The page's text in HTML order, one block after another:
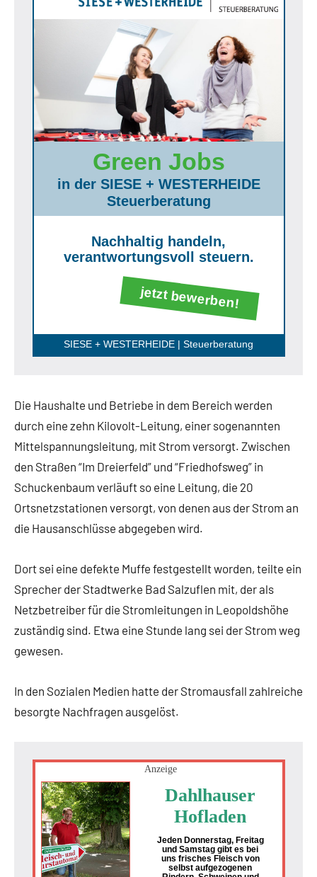
Green Jobs
in der SIESE + WESTERHEIDE
Steuerberatung
Nachhaltig handeln,
verantwortungsvoll steuern.
jetzt bewerben!
SIESE + WESTERHEIDE | Steuerberatung
Die Haushalte und Betriebe in dem Bereich werden
durch eine zehn Kilovolt-Leitung, einer sogenannten
Mittelspannungsleitung, mit Strom versorgt. Zwischen
den Straßen “Im Dreierfeld” und “Friedhofsweg” in
Schuckenbaum verläuft so eine Leitung, die 20
Ortsnetzstationen versorgt, von denen aus der Strom an
die Hausanschlüsse abgegeben wird.
Dort sei eine defekte Muffe festgestellt worden, teilte ein
Sprecher der Stadtwerke Bad Salzuflen mit, der als
Netzbetreiber für die Stromleitungen in Leopoldshöhe
zuständig sind. Etwa eine Stunde lang sei der Strom weg
gewesen.
In den Sozialen Medien hatte der Stromausfall zahlreiche
besorgte Nachfragen ausgelöst.
Anzeige
Dahlhauser
Hofladen
Jeden Donnerstag, Freitag
und Samstag gibt es bei
uns frisches Fleisch von
selbst aufgezogenen